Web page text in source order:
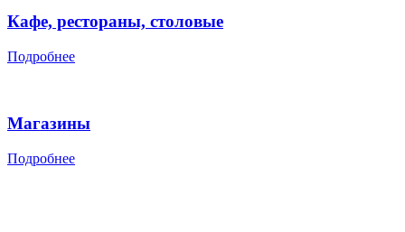
Кафе, рестораны, столовые
Подробнее
Магазины
Подробнее